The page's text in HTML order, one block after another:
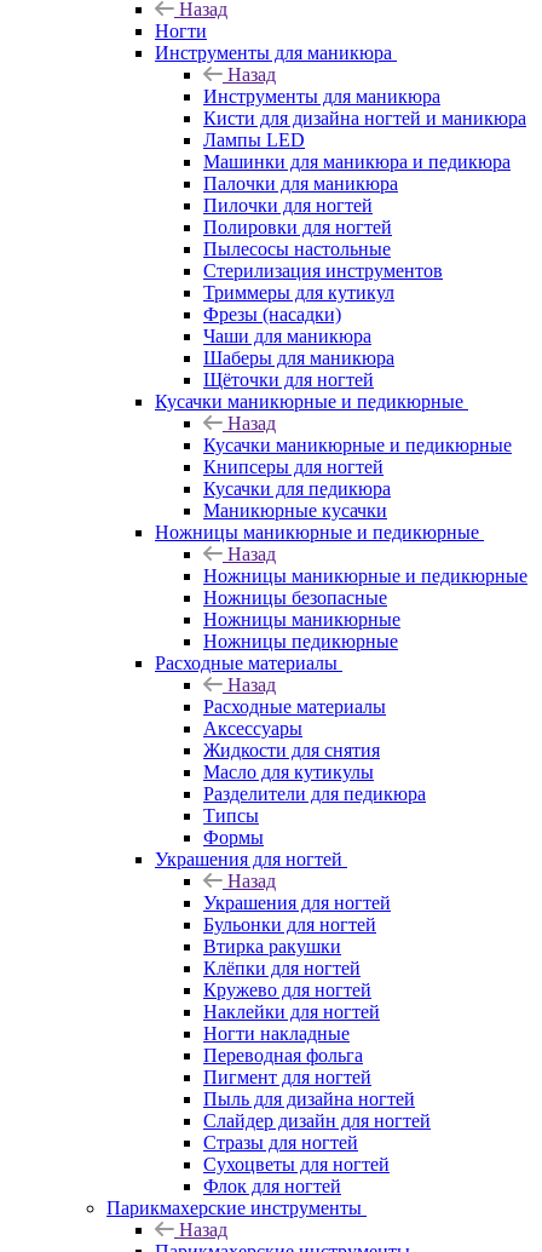
Назад
Ногти
Инструменты для маникюра
Назад
Инструменты для маникюра
Кисти для дизайна ногтей и маникюра
Лампы LED
Машинки для маникюра и педикюра
Палочки для маникюра
Пилочки для ногтей
Полировки для ногтей
Пылесосы настольные
Стерилизация инструментов
Триммеры для кутикул
Фрезы (насадки)
Чаши для маникюра
Шаберы для маникюра
Щёточки для ногтей
Кусачки маникюрные и педикюрные
Назад
Кусачки маникюрные и педикюрные
Книпсеры для ногтей
Кусачки для педикюра
Маникюрные кусачки
Ножницы маникюрные и педикюрные
Назад
Ножницы маникюрные и педикюрные
Ножницы безопасные
Ножницы маникюрные
Ножницы педикюрные
Расходные материалы
Назад
Расходные материалы
Аксессуары
Жидкости для снятия
Масло для кутикулы
Разделители для педикюра
Типсы
Формы
Украшения для ногтей
Назад
Украшения для ногтей
Бульонки для ногтей
Втирка ракушки
Клёпки для ногтей
Кружево для ногтей
Наклейки для ногтей
Ногти накладные
Переводная фольга
Пигмент для ногтей
Пыль для дизайна ногтей
Слайдер дизайн для ногтей
Стразы для ногтей
Сухоцветы для ногтей
Флок для ногтей
Парикмахерские инструменты
Назад